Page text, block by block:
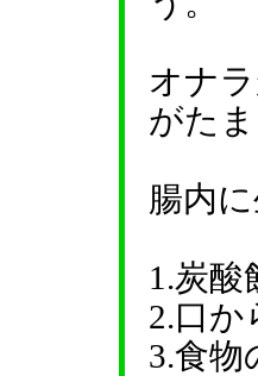
オナ
がた
腸内
1.炭酸
2.口か
3.食物